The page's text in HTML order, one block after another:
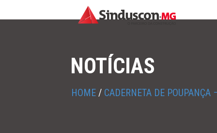
NOTÍCIAS
HOME / CADERNETA DE